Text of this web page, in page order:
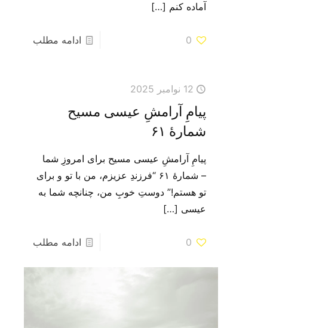
آماده کنم […]
0 ادامه مطلب
12 نوامبر 2025
پیامِ آرامشِ عیسی مسیح
شمارهٔ ۶۱
پیامِ آرامشِ عیسی مسیح برای امروزِ شما
– شمارهٔ ۶۱ “فرزندِ عزیزم، من با تو و برای
تو هستم!” دوستِ خوبِ من، چنانچه شما به
عیسی […]
0 ادامه مطلب